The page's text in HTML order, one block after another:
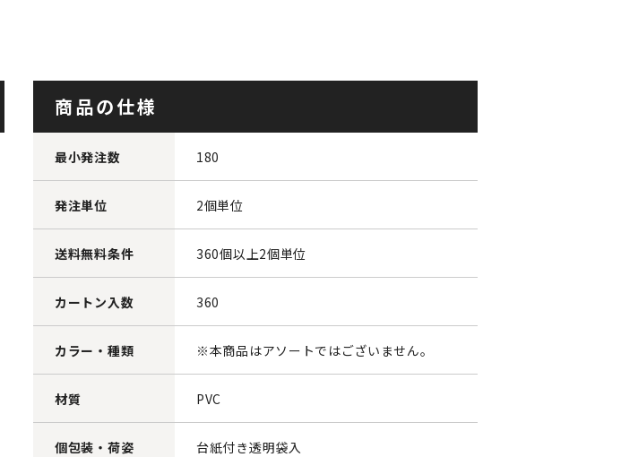
商品の仕様
最小発注数 180
発注単位 2個単位
送料無料条件 360個以上2個単位
カートン入数 360
カラー・種類 ※本商品はアソートではございません。
材質 PVC
個包装・荷姿 台紙付き透明袋入